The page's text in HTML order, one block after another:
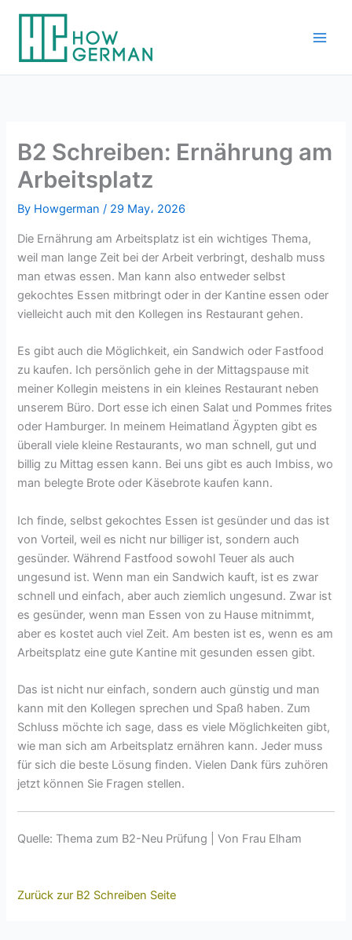
content
B2 Schreiben: Ernährung am
Arbeitsplatz
By Howgerman/ 29 May، 2026
Die Ernährung am Arbeitsplatz ist ein wichtiges Thema,
weil man lange Zeit bei der Arbeit verbringt, deshalb muss
man etwas essen. Man kann also entweder selbst
gekochtes Essen mitbringt oder in der Kantine essen oder
vielleicht auch mit den Kollegen ins Restaurant gehen.
Es gibt auch die Möglichkeit, ein Sandwich oder Fastfood
zu kaufen. Ich persönlich gehe in der Mittagspause mit
meiner Kollegin meistens in ein kleines Restaurant neben
unserem Büro. Dort esse ich einen Salat und Pommes frites
oder Hamburger. In meinem Heimatland Ägypten gibt es
überall viele kleine Restaurants, wo man schnell, gut und
billig zu Mittag essen kann. Bei uns gibt es auch Imbiss, wo
man belegte Brote oder Käsebrote kaufen kann.
Ich finde, selbst gekochtes Essen ist gesünder und das ist
von Vorteil, weil es nicht nur billiger ist, sondern auch
gesünder. Während Fastfood sowohl Teuer als auch
ungesund ist. Wenn man ein Sandwich kauft, ist es zwar
schnell und einfach, aber auch ziemlich ungesund. Zwar ist
es gesünder, wenn man Essen von zu Hause mitnimmt,
aber es kostet auch viel Zeit. Am besten ist es, wenn es am
Arbeitsplatz eine gute Kantine mit gesunden essen gibt.
Das ist nicht nur einfach, sondern auch günstig und man
kann mit den Kollegen sprechen und Spaß haben. Zum
Schluss möchte ich sage, dass es viele Möglichkeiten gibt,
wie man sich am Arbeitsplatz ernähren kann. Jeder muss
für sich die beste Lösung finden. Vielen Dank fürs zuhören
jetzt können Sie Fragen stellen.
Quelle: Thema zum B2-Neu Prüfung | Von Frau Elham
Zurück zur B2 Schreiben Seite